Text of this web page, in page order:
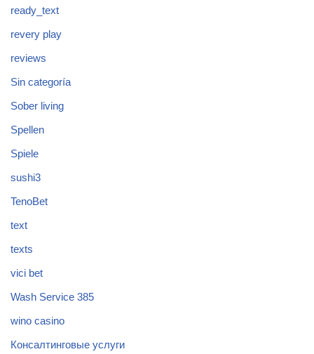
ready_text
revery play
reviews
Sin categoría
Sober living
Spellen
Spiele
sushi3
TenoBet
text
texts
vici bet
Wash Service 385
wino casino
Консалтинговые услуги